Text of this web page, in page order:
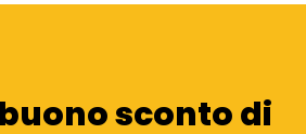
sconto di